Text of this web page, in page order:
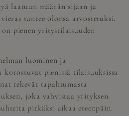
laatuun määrän sijaan ja
tuntee olonsa arvostetuksi.
pienen yritystilaisuuden
luominen ja
pienissä tilaisuuksissa
tekevät tapahtumasta
joka vahvistaa yrityksen
pitkäksi aikaa eteenpäin.